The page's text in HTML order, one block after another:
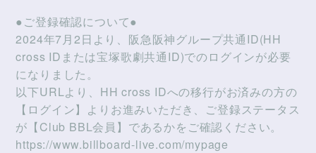
●ご登録確認について●
2024年7月2日より、阪急阪神グループ共通ID(HH
cross IDまたは宝塚歌劇共通ID)でのログインが必要
になりました。
以下URLより、HH cross IDへの移行がお済みの方の
【ログイン】よりお進みいただき、ご登録ステータス
が【Club BBL会員】であるかをご確認ください。
https://www.billboard-live.com/mypage